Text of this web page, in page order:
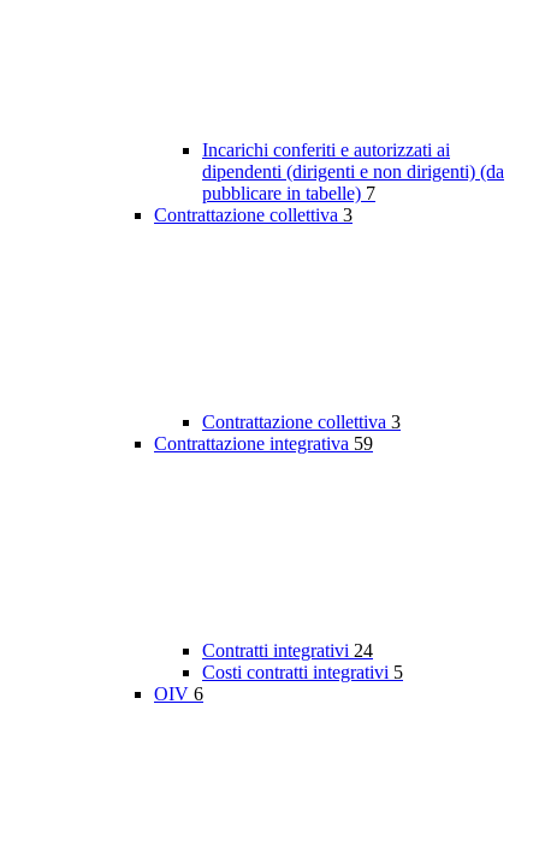
Incarichi conferiti e autorizzati ai
dipendenti (dirigenti e non dirigenti) (da
pubblicare in tabelle) 7
Contrattazione collettiva 3
Contrattazione collettiva 3
Contrattazione integrativa 59
Contratti integrativi 24
Costi contratti integrativi 5
OIV 6